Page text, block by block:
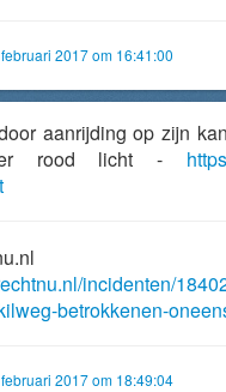
2017 om 16:41:00
aanrijding op zijn
rood licht -
incidenten/
betrokkenen-
2017 om 18:49:04